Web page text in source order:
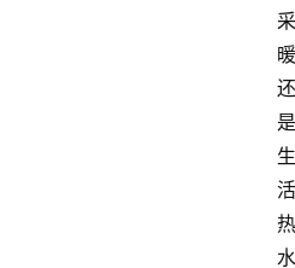
采
暖
还
是
生
活
热
水